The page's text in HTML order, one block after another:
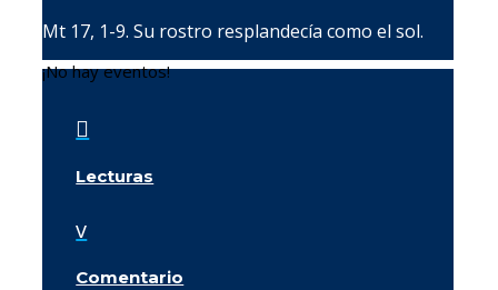
Mt 17, 1-9. Su rostro resplandecía como el sol.
¡No hay eventos!

Lecturas
v
Comentario